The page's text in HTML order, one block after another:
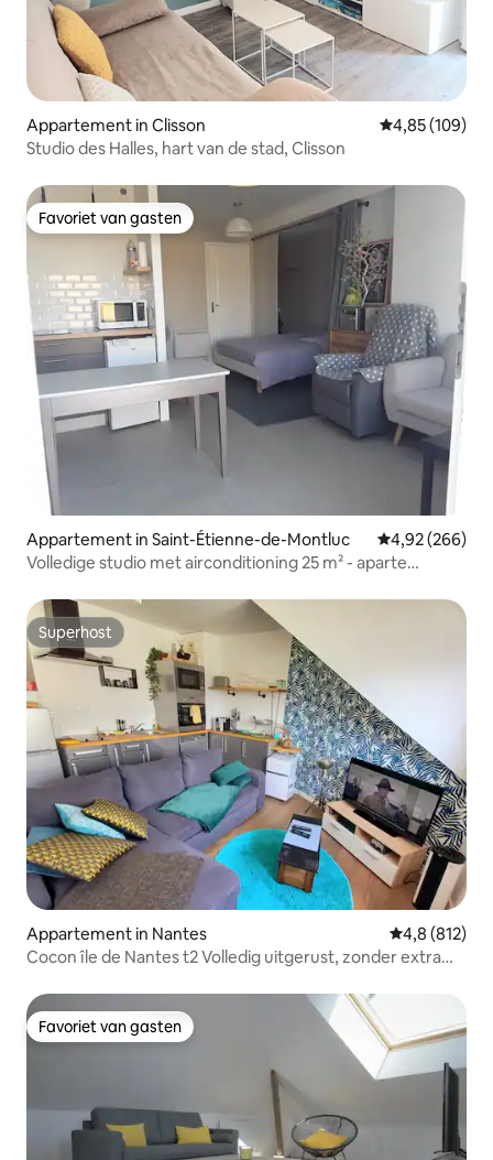
Appartement in Clisson Gemiddelde
4,85 (109)
Studio des Halles, hart van de stad, Clisson
Favoriet van gasten
Favoriet van gasten
Appartement in Saint-Étienne-de-Montluc Gemiddelde
4,92 (266)
Volledige studio met airconditioning 25 m² - aparte
Superhost
Superhost
Appartement in Nantes Gemiddelde
4,8 (812)
Cocon île de Nantes t2 Volledig uitgerust, zonder extra
Favoriet van gasten
Favoriet van gasten